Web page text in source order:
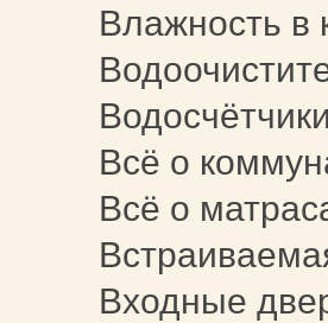
Влажность в
Всё о
Всё о
Входные